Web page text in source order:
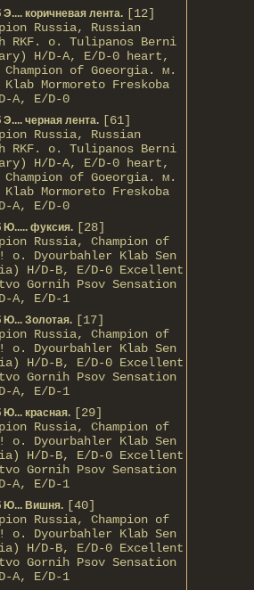
коричневая лента. [12]
Russia, Russian
RKF. о. Tulipanos Berni
H/D-A, E/D-0 heart,
of Gоeorgia. м.
Mormoreto Freskoba
А, E/D-0
черная лента. [61]
Russia, Russian
RKF. о. Tulipanos Berni
H/D-A, E/D-0 heart,
of Gоeorgia. м.
Mormoreto Freskoba
А, E/D-0
Ю..... фуксия. [28]
Russia, Champion of
о. Dyourbahler Klab Sen
H/D-B, E/D-0 Excellent
Gornih Psov Sensation
A, E/D-1
Золотая. [17]
Russia, Champion of
о. Dyourbahler Klab Sen
H/D-B, E/D-0 Excellent
Gornih Psov Sensation
A, E/D-1
красная. [29]
Russia, Champion of
о. Dyourbahler Klab Sen
H/D-B, E/D-0 Excellent
Gornih Psov Sensation
A, E/D-1
Ю... Вишня. [40]
Russia, Champion of
о. Dyourbahler Klab Sen
H/D-B, E/D-0 Excellent
Gornih Psov Sensation
A, E/D-1